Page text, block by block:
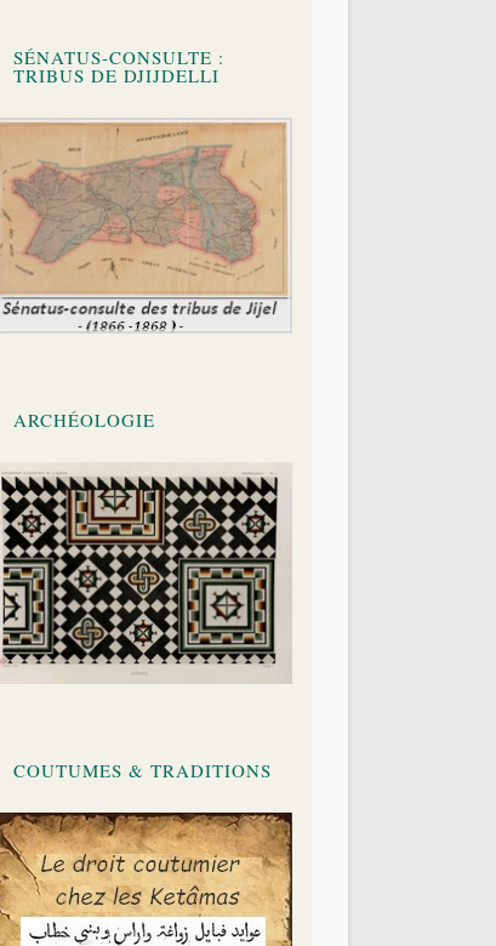
SÉNATUS-CONSULTE :
TRIBUS DE DJIJDELLI
ARCHÉOLOGIE
COUTUMES & TRADITIONS